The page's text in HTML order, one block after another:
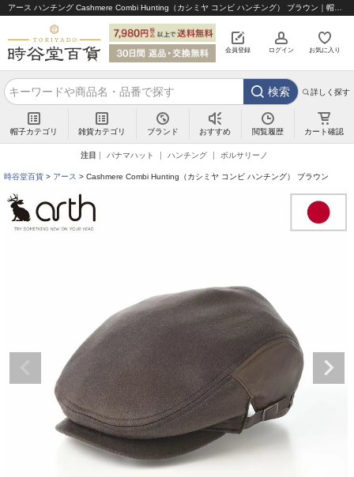
会員登録 ログイン お気に入り
検索 詳しく探す
帽子カテゴリ 雑貨カテゴリ ブランド おすすめ 閲覧履歴 カート確認
注目 パナマハット ハンチング ボルサリーノ
時谷堂百貨 アース Cashmere Combi Hunting（カシミヤ コンビ ハンチング） ブラウン